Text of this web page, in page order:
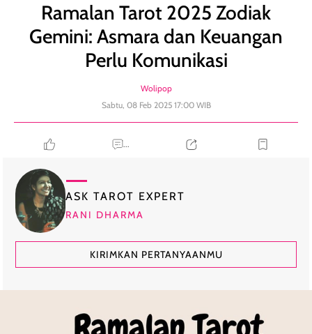
Ramalan Tarot 2025 Zodiak
Gemini: Asmara dan Keuangan
Perlu Komunikasi
Wolipop
Sabtu, 08 Feb 2025 17:00 WIB
...
ASK TAROT EXPERT
RANI DHARMA
KIRIMKAN PERTANYAANMU